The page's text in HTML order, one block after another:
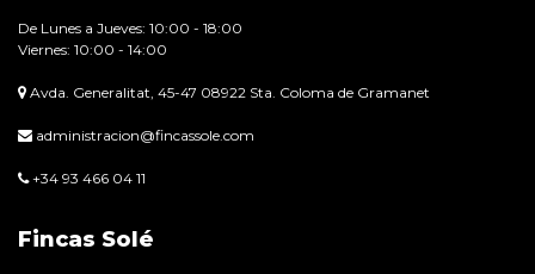
De Lunes a Jueves: 10:00 - 18:00
Viernes: 10:00 - 14:00
Avda. Generalitat, 45-47 08922 Sta. Coloma de Gramanet
administracion@fincassole.com
+34 93 466 04 11
Fincas Solé